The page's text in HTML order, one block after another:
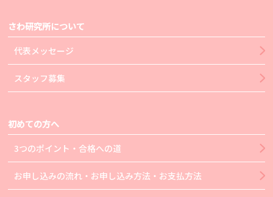
さわ研究所について
代表メッセージ
スタッフ募集
初めての方へ
3つのポイント・合格への道
お申し込みの流れ・お申し込み方法・お支払方法